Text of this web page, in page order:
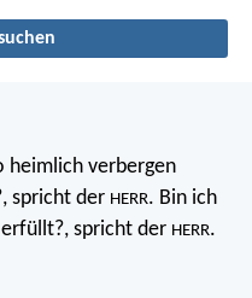
heimlich verbergen
spricht der HERR. Bin ich
spricht der HERR.